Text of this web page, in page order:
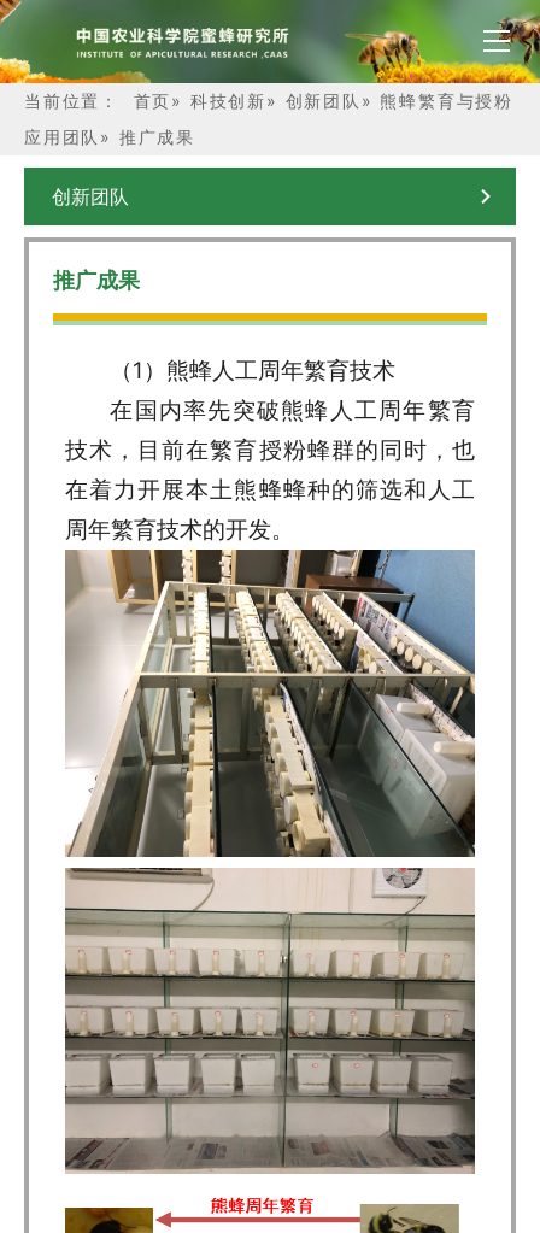
当前位置： 首页» 科技创新» 创新团队 »熊蜂繁育与授粉
应用团队 » 推广成果
创新团队
推广成果
（1）熊蜂人工周年繁育技术
在国内率先突破熊蜂人工周年繁育
技术，目前在繁育授粉蜂群的同时，也
在着力开展本土熊蜂蜂种的筛选和人工
周年繁育技术的开发。